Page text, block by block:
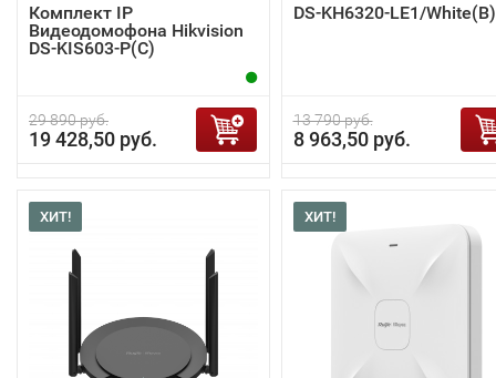
Комплект IP
Видеодомофона Hikvision
DS-KIS603-P(C)
29 890 руб.
19 428,50 руб.
DS-KH6320-LE1/White(B)
13 790 руб.
8 963,50 руб.
ХИТ! ХИТ!